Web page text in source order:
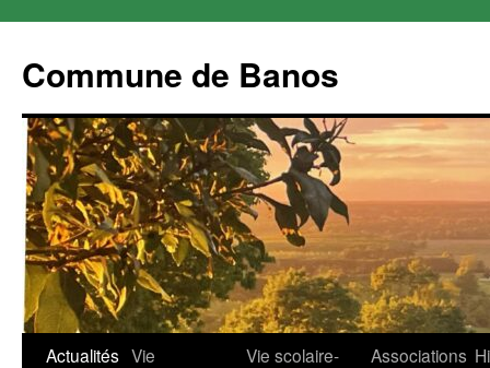
Commune de Banos
Aller
Actualités Vie
Vie scolaire-
Associations